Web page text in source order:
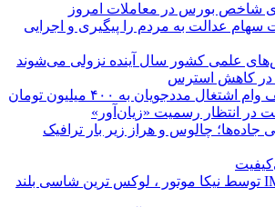
سهام عدالت به مردم را پیگیری و اجرایی
علمی کشور سال آینده نزولی می‌شوند
در کاهش استرس
مددجویان به ۴۰۰ میلیون تومان
در انتظار رسمیت «زیان‌آور»
جاده‌ها؛ چالوس و هراز زیر بار ترافیک
رونمایی خودرو IM LS9 توسط نیکا موتور ، لوکس ترین شاسی بلند